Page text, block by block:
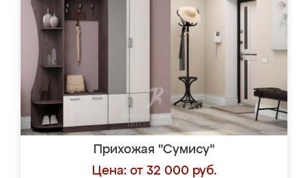
Прихожая "Сумису"
Цена: от 32 000 руб.